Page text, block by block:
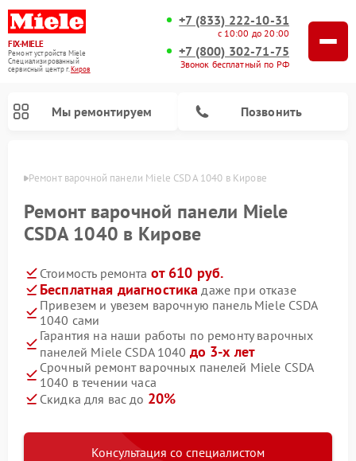
FIX-MIELE
Ремонт устройств Miele
Специализированный
cервисный центр г.Киров
+7 (833) 222-10-31
с 10:00 до 20:00
+7 (800) 302-71-75
Звонок бесплатный по РФ
Мы ремонтируем Позвонить
Ремонт варочной панели Miele CSDA 1040 в Кирове
Ремонт варочной панели Miele
CSDA 1040 в Кирове
Стоимость ремонта от 610 руб.
Бесплатная диагностика даже при отказе
Привезем и увезем варочную панель Miele CSDA
1040 сами
Гарантия на наши работы по ремонту варочных
панелей Miele CSDA 1040 до 3-х лет
Срочный ремонт варочных панелей Miele CSDA
1040 в течении часа
Скидка для вас до 20%
Консультация со специалистом